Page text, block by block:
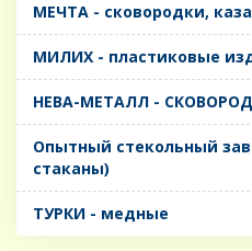
МЕЧТА - сковородки,
МИЛИХ - пластиковые
НЕВА-МЕТАЛЛ -
Опытный стекольный
стаканы)
ТУРКИ - медные